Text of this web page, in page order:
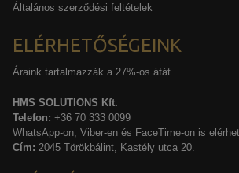
Általános szerződési feltételek
ELÉRHETŐSÉGEINK
Áraink tartalmazzák a 27%-os áfát.
HMS SOLUTIONS Kft.
Telefon: +36 70 333 0099
WhatsApp-on, Viber-en és FaceTime-on is
Cím: 2045 Törökbálint, Kastély utca 20.